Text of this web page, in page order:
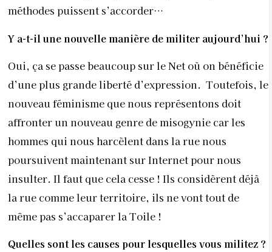
méthodes puissent s’accorder…
Y a-t-il une nouvelle manière de militer aujourd’hui ?
Oui, ça se passe beaucoup sur le Net où on bénéficie
d’une plus grande liberté d’expression. Toutefois, le
nouveau féminisme que nous représentons doit
affronter un nouveau genre de misogynie car les
hommes qui nous harcèlent dans la rue nous
poursuivent maintenant sur Internet pour nous
insulter. Il faut que cela cesse ! Ils considèrent déjà
la rue comme leur territoire, ils ne vont tout de
même pas s’accaparer la Toile !
Quelles sont les causes pour lesquelles vous militez ?